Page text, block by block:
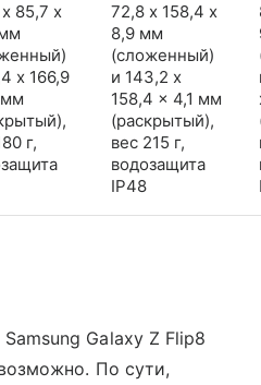
85,7 х
x 166,9
мм
г,
72,8 х 158,4 х
8,9 мм
(сложенный)
и 143,2 x
158,4 x 4,1 мм
(раскрытый),
вес 215 г,
водозащита
IP48
Galaxy Z Flip8
По сути,